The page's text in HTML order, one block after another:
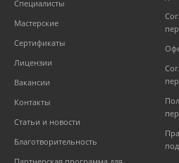
Специалисты
Мастерские
Сертификаты
Лицензии
Вакансии
Контакты
Статьи и новости
Благотворительность